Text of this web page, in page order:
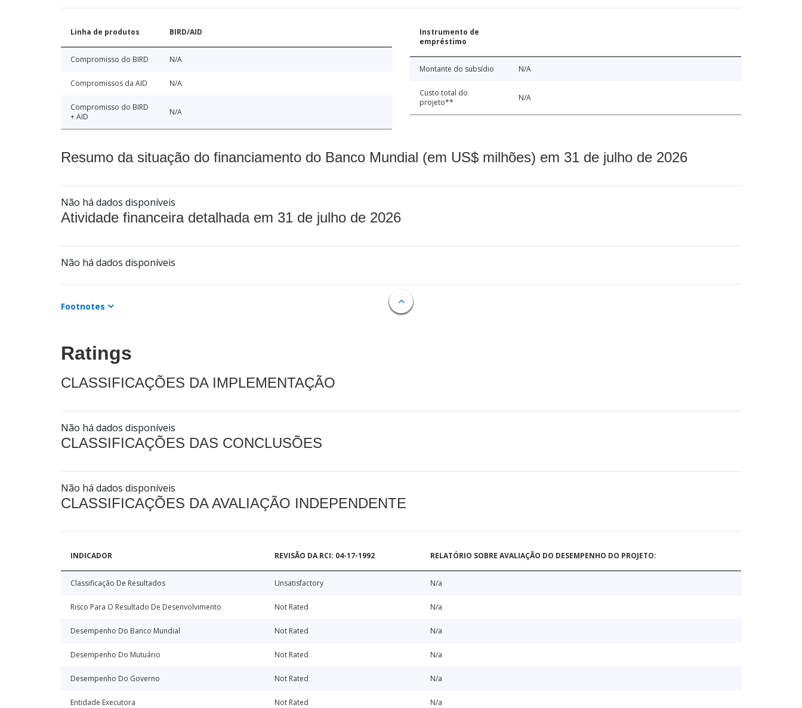
Linha de produtos BIRD/AID
Compromisso do BIRD N/A
Compromissos da AID N/A
Compromisso do BIRD
+ AID
N/A
Instrumento de
empréstimo
Montante do subsídio N/A
Custo total do
projeto**
N/A
Resumo da situação do financiamento do Banco Mundial (em US$ milhões) em 31 de julho de 2026
Não há dados disponíveis
Atividade financeira detalhada em 31 de julho de 2026
Não há dados disponíveis
Footnotes
Ratings
CLASSIFICAÇÕES DA IMPLEMENTAÇÃO
Não há dados disponíveis
CLASSIFICAÇÕES DAS CONCLUSÕES
Não há dados disponíveis
CLASSIFICAÇÕES DA AVALIAÇÃO INDEPENDENTE
INDICADOR REVISÃO DA RCI: 04-17-1992 RELATÓRIO SOBRE AVALIAÇÃO DO DESEMPENHO DO PROJETO:
Classificação De Resultados Unsatisfactory N/a
Risco Para O Resultado De Desenvolvimento Not Rated N/a
Desempenho Do Banco Mundial Not Rated N/a
Desempenho Do Mutuário Not Rated N/a
Desempenho Do Governo Not Rated N/a
Entidade Executora Not Rated N/a